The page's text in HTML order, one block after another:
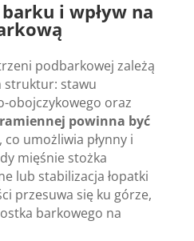
i wpływ na
podbarkowej zależą
struktur: stawu
obojczykowego oraz
ramiennej powinna być
co umożliwia płynny i
mięśnie stożka
lub stabilizacja łopatki
przesuwa się ku górze,
barkowego na